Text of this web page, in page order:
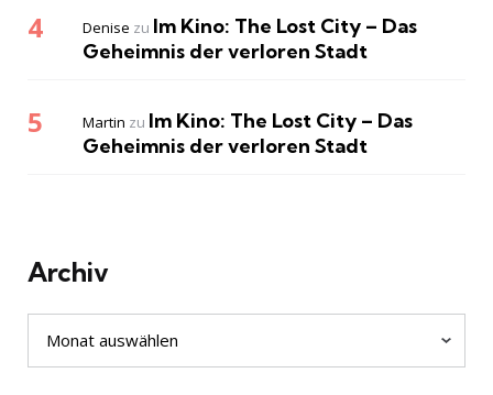
Denise zu Im Kino: The Lost City – Das
Geheimnis der verloren Stadt
Martin zu Im Kino: The Lost City – Das
Geheimnis der verloren Stadt
Archiv